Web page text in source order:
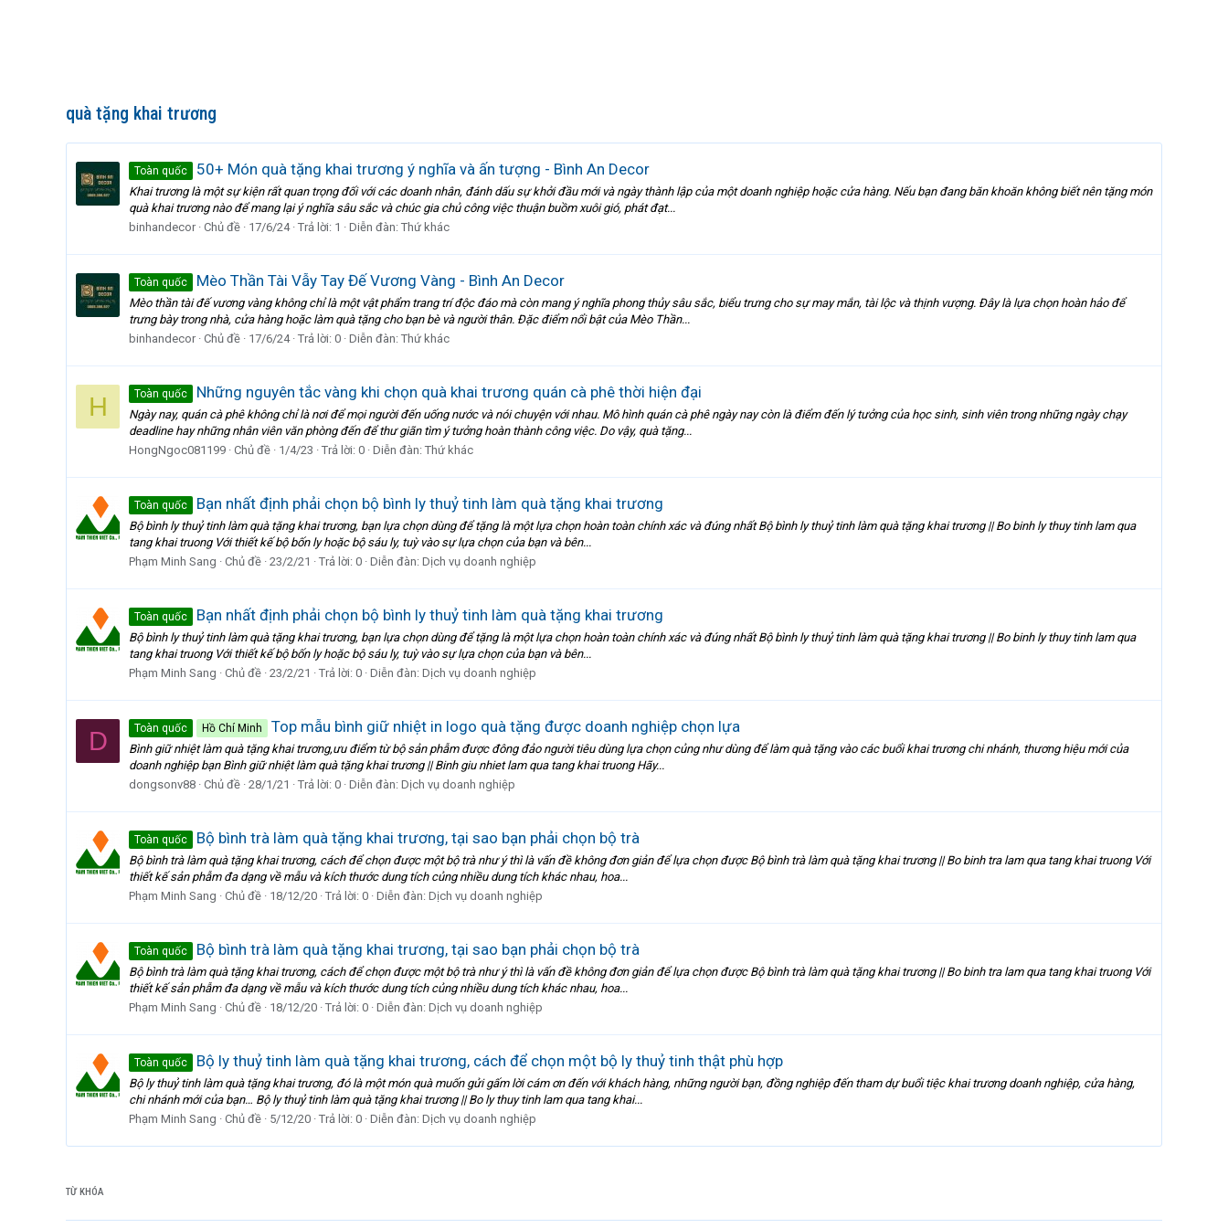
quà tặng khai trương
Toàn quốc 50+ Món quà tặng khai trương ý nghĩa và ấn tượng - Bình An Decor
Khai trương là một sự kiện rất quan trọng đối với các doanh nhân, đánh dấu sự khởi đầu mới và ngày thành lập của một doanh nghiệp hoặc cửa hàng. Nếu bạn đang băn khoăn không biết nên tặng món
quà khai trương nào để mang lại ý nghĩa sâu sắc và chúc gia chủ công việc thuận buồm xuôi gió, phát đạt...
binhandecor Chủ đề 17/6/24 Trả lời: 1 Diễn đàn: Thứ khác
Toàn quốc Mèo Thần Tài Vẫy Tay Đế Vương Vàng - Bình An Decor
Mèo thần tài đế vương vàng không chỉ là một vật phẩm trang trí độc đáo mà còn mang ý nghĩa phong thủy sâu sắc, biểu trưng cho sự may mắn, tài lộc và thịnh vượng. Đây là lựa chọn hoàn hảo để
trưng bày trong nhà, cửa hàng hoặc làm quà tặng cho bạn bè và người thân. Đặc điểm nổi bật của Mèo Thần...
binhandecor Chủ đề 17/6/24 Trả lời: 0 Diễn đàn: Thứ khác
H Toàn quốc Những nguyên tắc vàng khi chọn quà khai trương quán cà phê thời hiện đại
Ngày nay, quán cà phê không chỉ là nơi để mọi người đến uống nước và nói chuyện với nhau. Mô hình quán cà phê ngày nay còn là điểm đến lý tưởng của học sinh, sinh viên trong những ngày chạy
deadline hay những nhân viên văn phòng đến để thư giãn tìm ý tưởng hoàn thành công việc. Do vậy, quà tặng...
HongNgoc081199 Chủ đề 1/4/23 Trả lời: 0 Diễn đàn: Thứ khác
Toàn quốc Bạn nhất định phải chọn bộ bình ly thuỷ tinh làm quà tặng khai trương
Bộ bình ly thuỷ tinh làm quà tặng khai trương, bạn lựa chọn dùng để tặng là một lựa chọn hoàn toàn chính xác và đúng nhất Bộ bình ly thuỷ tinh làm quà tặng khai trương || Bo binh ly thuy tinh lam qua
tang khai truong Với thiết kế bộ bốn ly hoặc bộ sáu ly, tuỳ vào sự lựa chọn của bạn và bên...
Phạm Minh Sang
Chủ đề 23/2/21 Trả lời: 0 Diễn đàn: Dịch vụ doanh nghiệp
Toàn quốc Bạn nhất định phải chọn bộ bình ly thuỷ tinh làm quà tặng khai trương
Bộ bình ly thuỷ tinh làm quà tặng khai trương, bạn lựa chọn dùng để tặng là một lựa chọn hoàn toàn chính xác và đúng nhất Bộ bình ly thuỷ tinh làm quà tặng khai trương || Bo binh ly thuy tinh lam qua
tang khai truong Với thiết kế bộ bốn ly hoặc bộ sáu ly, tuỳ vào sự lựa chọn của bạn và bên...
Phạm Minh Sang
Chủ đề 23/2/21 Trả lời: 0 Diễn đàn: Dịch vụ doanh nghiệp
D Toàn quốc Hồ Chí Minh Top mẫu bình giữ nhiệt in logo quà tặng được doanh nghiệp chọn lựa
Bình giữ nhiệt làm quà tặng khai trương,ưu điểm từ bộ sản phẫm được đông đảo người tiêu dùng lựa chọn củng như dùng để làm quà tặng vào các buổi khai trương chi nhánh, thương hiệu mới của
doanh nghiệp bạn Bình giữ nhiệt làm quà tặng khai trương || Binh giu nhiet lam qua tang khai truong Hãy...
dongsonv88 Chủ đề 28/1/21 Trả lời: 0 Diễn đàn: Dịch vụ doanh nghiệp
Toàn quốc Bộ bình trà làm quà tặng khai trương, tại sao bạn phải chọn bộ trà
Bộ bình trà làm quà tặng khai trương, cách để chọn được một bộ trà như ý thì là vấn đề không đơn giản để lựa chọn được Bộ bình trà làm quà tặng khai trương || Bo binh tra lam qua tang khai truong Với
thiết kế sản phẫm đa dạng về mẫu và kích thước dung tích củng nhiều dung tích khác nhau, hoa...
Phạm Minh Sang
Chủ đề 18/12/20 Trả lời: 0 Diễn đàn: Dịch vụ doanh nghiệp
Toàn quốc Bộ bình trà làm quà tặng khai trương, tại sao bạn phải chọn bộ trà
Bộ bình trà làm quà tặng khai trương, cách để chọn được một bộ trà như ý thì là vấn đề không đơn giản để lựa chọn được Bộ bình trà làm quà tặng khai trương || Bo binh tra lam qua tang khai truong Với
thiết kế sản phẫm đa dạng về mẫu và kích thước dung tích củng nhiều dung tích khác nhau, hoa...
Phạm Minh Sang
Chủ đề 18/12/20 Trả lời: 0 Diễn đàn: Dịch vụ doanh nghiệp
Toàn quốc Bộ ly thuỷ tinh làm quà tặng khai trương, cách để chọn một bộ ly thuỷ tinh thật phù hợp
Bộ ly thuỷ tinh làm quà tặng khai trương, đó là một món quà muốn gửi gấm lời cám ơn đến với khách hàng, những người bạn, đồng nghiệp đến tham dự buổi tiệc khai trương doanh nghiệp, cửa hàng,
chi nhánh mới của bạn… Bộ ly thuỷ tinh làm quà tặng khai trương || Bo ly thuy tinh lam qua tang khai...
Phạm Minh Sang
Chủ đề 5/12/20 Trả lời: 0 Diễn đàn: Dịch vụ doanh nghiệp
TỪ KHÓA